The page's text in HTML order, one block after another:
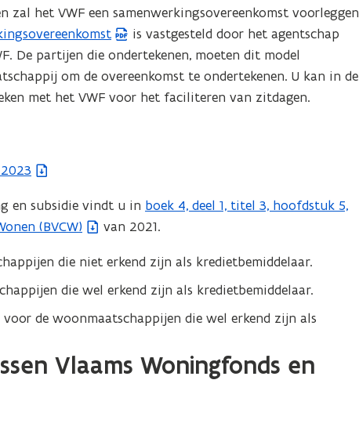
i
e
u
w
v
e
zal het VWF een samenwerkingsovereenkomst voorleggen
is vastgesteld door het agentschap
De partijen die ondertekenen, moeten dit model
om de overeenkomst te ondertekenen. U kan in de
met het VWF voor het faciliteren van zitdagen.
en subsidie vindt u in boek 4, deel 1, titel 3, hoofdstuk 5,
(BVCW)
(
b
s
t
a
d
o
van 2021.
die niet erkend zijn als kredietbemiddelaar.
die wel erkend zijn als kredietbemiddelaar.
de woonmaatschappijen die wel erkend zijn als
Vlaams Woningfonds en